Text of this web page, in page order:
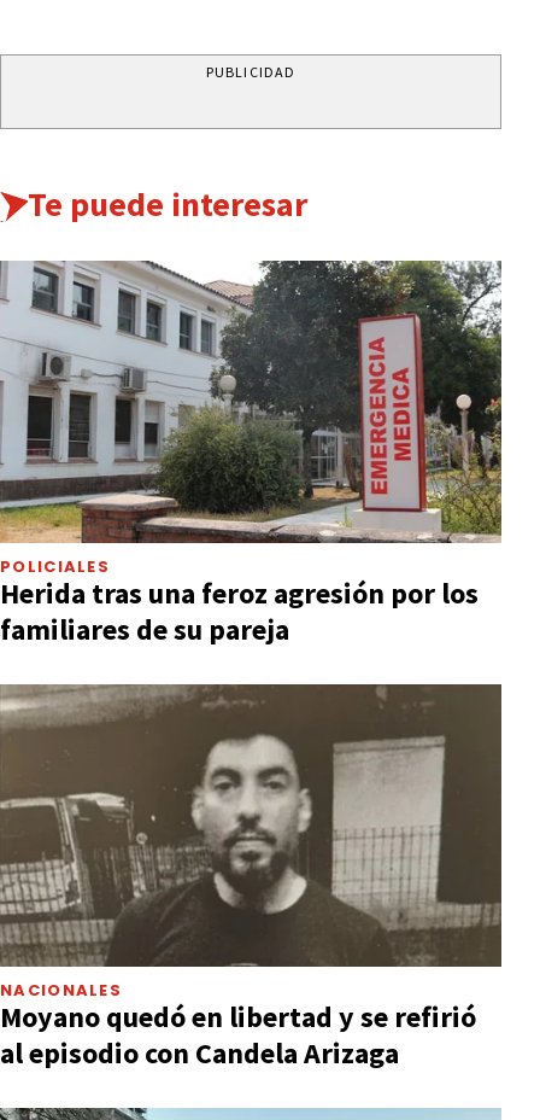
PUBLICIDAD
Te puede interesar
POLICIALES
Herida tras una feroz agresión por los
familiares de su pareja
NACIONALES
Moyano quedó en libertad y se refirió
al episodio con Candela Arizaga